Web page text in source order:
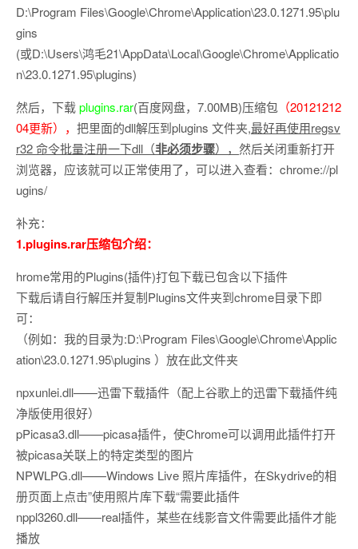
D:\Program Files\Google\Chrome\Application\23.0.1271.95\plu
gins
(或D:\Users\鸿毛21\AppData\Local\Google\Chrome\Applicatio
n\23.0.1271.95\plugins)
然后，下载plugins.rar(百度网盘，7.00MB)压缩包 （20121212
04更新）， 把里面的dll解压到plugins 文件夹,最好再使用regsv
r32 命令批量注册一下dll（非必须步骤）， 然后关闭重新打开
浏览器，应该就可以正常使用了，可以进入查看：chrome://pl
ugins/
补充：
1.plugins.rar压缩包介绍：
hrome常用的Plugins(插件)打包下载已包含以下插件
下载后请自行解压并复制Plugins文件夹到chrome目录下即
可：
（例如：我的目录为:D:\Program Files\Google\Chrome\Applic
ation\23.0.1271.95\plugins ）放在此文件夹
npxunlei.dll——迅雷下载插件（配上谷歌上的迅雷下载插件纯
净版使用很好）
pPicasa3.dll——picasa插件，使Chrome可以调用此插件打开
被picasa关联上的特定类型的图片
NPWLPG.dll——Windows Live 照片库插件，在Skydrive的相
册页面上点击”使用照片库下载“需要此插件
nppl3260.dll——real插件，某些在线影音文件需要此插件才能
播放